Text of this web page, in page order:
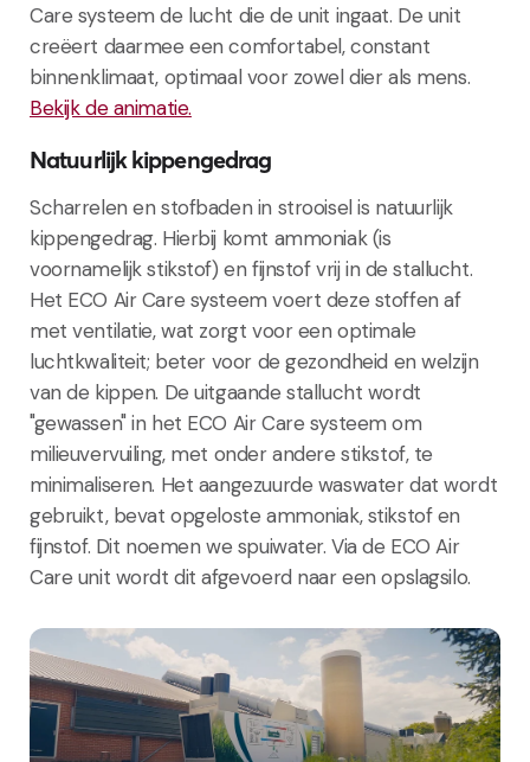
Care systeem de lucht die de unit ingaat. De unit
creëert daarmee een comfortabel, constant
binnenklimaat, optimaal voor zowel dier als mens.
Bekijk de animatie.
Natuurlijk kippengedrag
Scharrelen en stofbaden in strooisel is natuurlijk
kippengedrag. Hierbij komt ammoniak (is
voornamelijk stikstof) en fijnstof vrij in de stallucht.
Het ECO Air Care systeem voert deze stoffen af
met ventilatie, wat zorgt voor een optimale
luchtkwaliteit; beter voor de gezondheid en welzijn
van de kippen. De uitgaande stallucht wordt
"gewassen" in het ECO Air Care systeem om
milieuvervuiling, met onder andere stikstof, te
minimaliseren. Het aangezuurde waswater dat wordt
gebruikt, bevat opgeloste ammoniak, stikstof en
fijnstof. Dit noemen we spuiwater. Via de ECO Air
Care unit wordt dit afgevoerd naar een opslagsilo.